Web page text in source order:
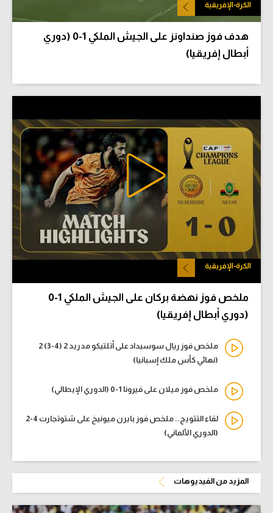
الكرة-الإفريقية
هدف فوز صنداونز على الجيش الملكي 1-0 (دوري
أبطال إفريقيا)
الكرة-الإفريقية
ملخص فوز نهضة بركان على الجيش الملكي 1-0
(دوري أبطال إفريقيا)
ملخص فوز ريال سوسيداد على أتلتيكو مدريد 2 (4-3) 2
(نهائي كأس ملك إسبانيا)
ملخص فوز ميلان على فيرونا 1-0 (الدوري الإيطالي)
لقاء التتويج.. ملخص فوز بايرن ميونيخ على شتوتجارت 4-2
(الدوري الألماني)
المزيد من الفيديوهات